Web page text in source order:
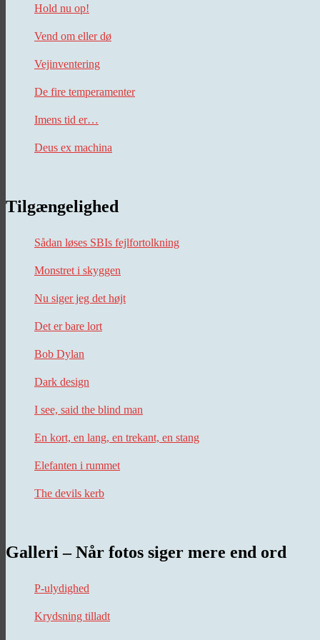
Hold nu op!
Vend om eller dø
Vejinventering
De fire temperamenter
Imens tid er…
Deus ex machina
Tilgængelighed
Sådan løses SBIs fejlfortolkning
Monstret i skyggen
Nu siger jeg det højt
Det er bare lort
Bob Dylan
Dark design
I see, said the blind man
En kort, en lang, en trekant, en stang
Elefanten i rummet
The devils kerb
Galleri – Når fotos siger mere end ord
P-ulydighed
Krydsning tilladt